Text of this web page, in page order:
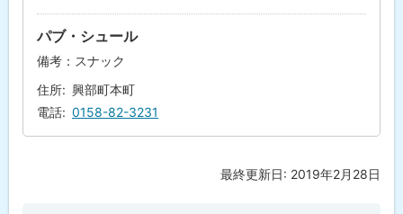
パブ・シュール
備考：スナック
住所
興部町本町
電話
0158-82-3231
最終更新日: 2019年2月28日